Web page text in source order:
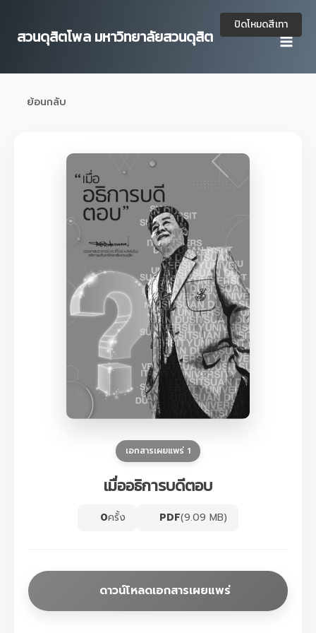
content
สวนดุสิตโพล มหาวิทยาลัยสวนดุสิต
ย้อนกลับ
เอกสารเผยแพร่ 1
เมื่ออธิการบดีตอบ
0ครั้ง PDF(9.09 MB)
ดาวน์โหลดเอกสารเผยแพร่
ปิดโหมดสีเทา